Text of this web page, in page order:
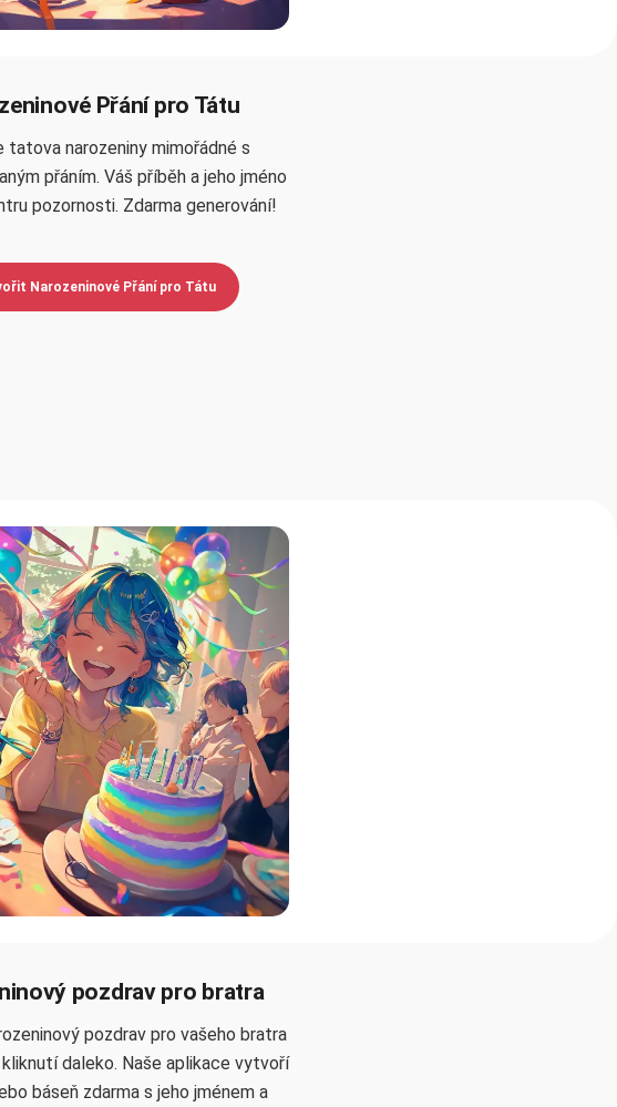
Přání pro Tátu
tatova narozeniny mimořádné s
přáním. Váš příběh a jeho jméno
pozornosti. Zdarma generování!
Narozeninové Přání pro Tátu
pozdrav pro bratra
pozdrav pro vašeho bratra
daleko. Naše aplikace vytvoří
báseň zdarma s jeho jménem a